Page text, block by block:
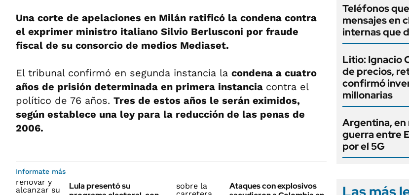
Una corte de apelaciones en Milán ratificó la condena contra
el exprimer ministro italiano Silvio Berlusconi por fraude
fiscal de su consorcio de medios Mediaset.
El tribunal confirmó en segunda instancia la condena a cuatro
años de prisión determinada en primera instancia contra el
político de 76 años. Tres de estos años le serán eximidos,
según establece una ley para la reducción de las penas de
2006.
Informate más
Lula presentó su
Ataques con explosivos
Teléfonos
mensajes en
internas que
Litio: Ignacio
de precios,
confirmó
millonarias
Argentina, en
guerra entre
por el 5G